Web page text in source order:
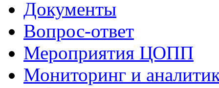
Документы
Вопрос-ответ
Мероприятия ЦОПП
Мониторинг и